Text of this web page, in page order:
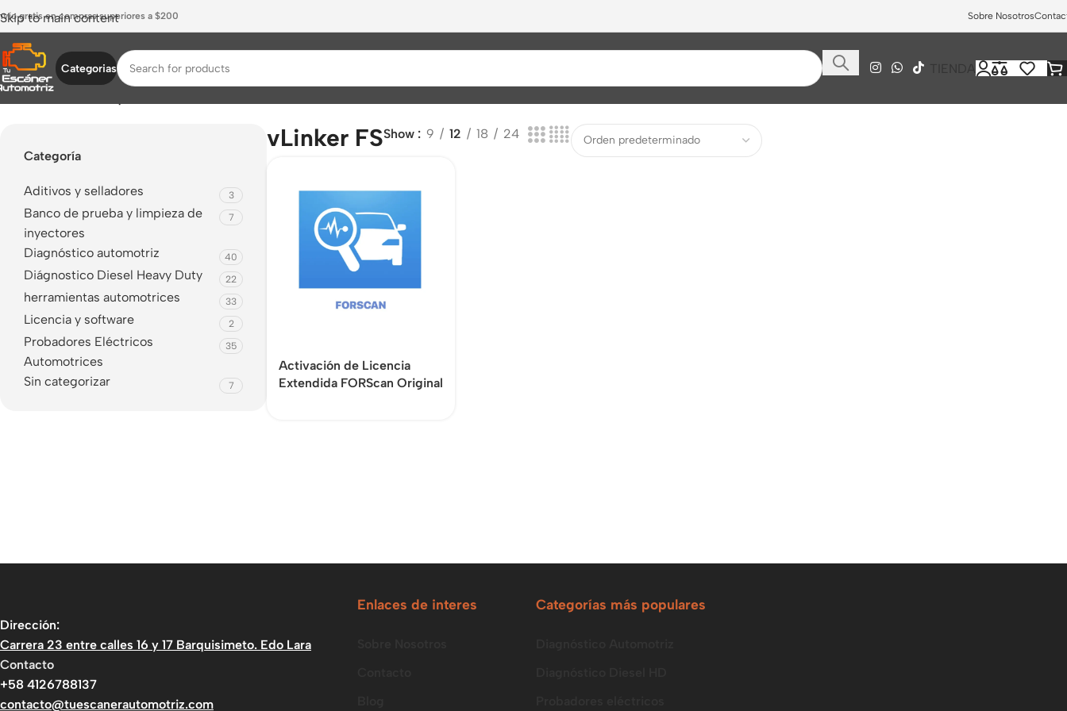
Skip to main content
gratis en compras superiores a $200 Sobre Nosotros
Categorias
TIENDA
Categoría
Aditivos y selladores 3
Banco de prueba y limpieza de
inyectores
7
Diagnóstico automotriz 40
Diágnostico Diesel Heavy Duty 22
herramientas automotrices 33
Licencia y software 2
Probadores Eléctricos
Automotrices
35
Sin categorizar 7
vLinker FSShow 9 12 18 24
Activación de Licencia
Extendida FORScan Original
Dirección:
Carrera 23 entre calles 16 y 17 Barquisimeto. Edo Lara
Contacto
+58 4126788137
contacto@tuescanerautomotriz.com
Enlaces de interes Categorías más populares